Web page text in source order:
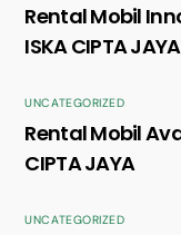
Rental Mobil
ISKA CIPTA JAYA
UNCATEGORIZED
Rental Mobil
CIPTA JAYA
UNCATEGORIZED